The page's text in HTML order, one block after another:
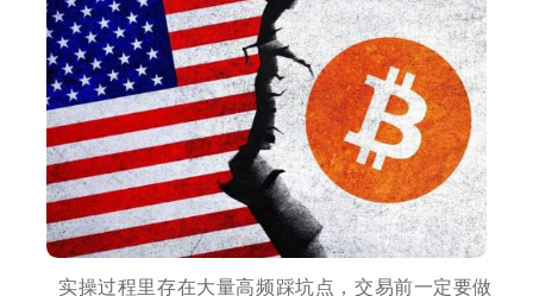
实操过程里存在大量高频踩坑点，交易前一定要做